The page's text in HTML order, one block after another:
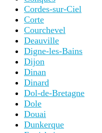
Cordes-sur-Ciel
Corte
Courchevel
Deauville
Digne-les-Bains
Dijon
Dinan
Dinard
Dol-de-Bretagne
Dole
Douai
Dunkerque